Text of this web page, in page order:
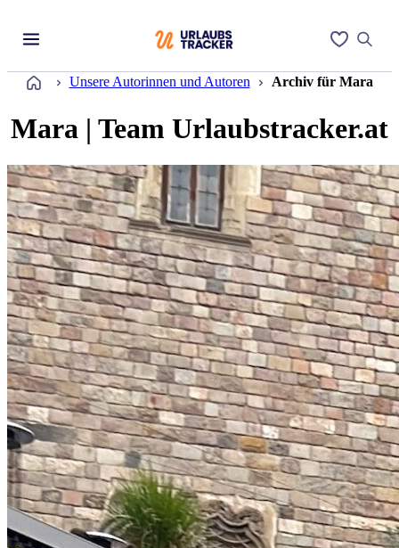
Startseite
Unsere Autorinnen und Autoren Archiv für Mara
Mara | Team Urlaubstracker.at